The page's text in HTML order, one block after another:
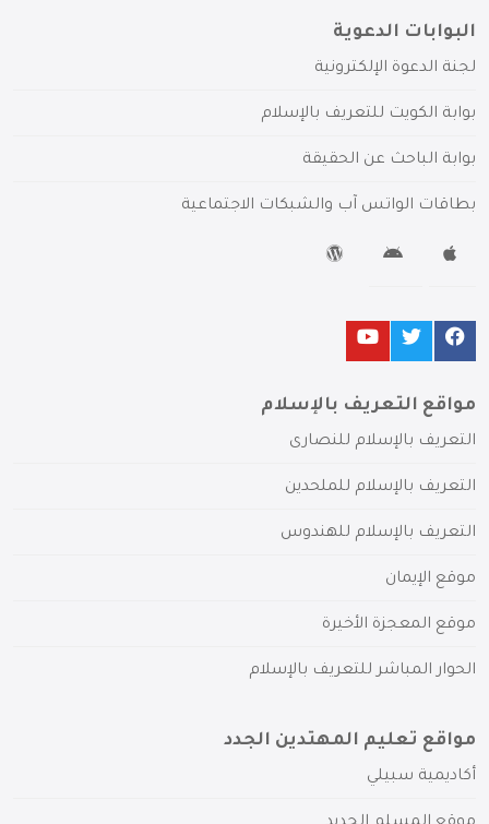
البوابات الدعوية
لجنة الدعوة الإلكترونية
بوابة الكويت للتعريف بالإسلام
بوابة الباحث عن الحقيقة
بطاقات الواتس آب والشبكات الاجتماعية
مواقع التعريف بالإسلام
التعريف بالإسلام للنصارى
التعريف بالإسلام للملحدين
التعريف بالإسلام للهندوس
موقع الإيمان
موقع المعجزة الأخيرة
الحوار المباشر للتعريف بالإسلام
مواقع تعليم المهتدين الجدد
أكاديمية سبيلي